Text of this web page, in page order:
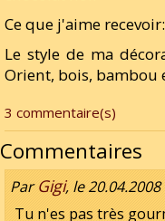
Ce que j'aime
Le style de ma
Orient, bois, bambou
3 commentaire(s)
Commentaires
ParGigi, le 20.04.2008
Tu n'es pas très